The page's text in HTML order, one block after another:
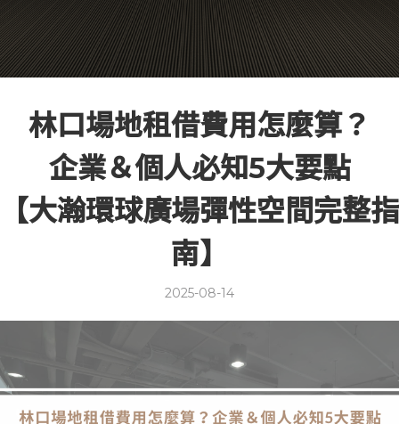
林口場地租借費用怎麼算？
企業＆個人必知5大要點
【大瀚環球廣場彈性空間完整指
南】
2025-08-14